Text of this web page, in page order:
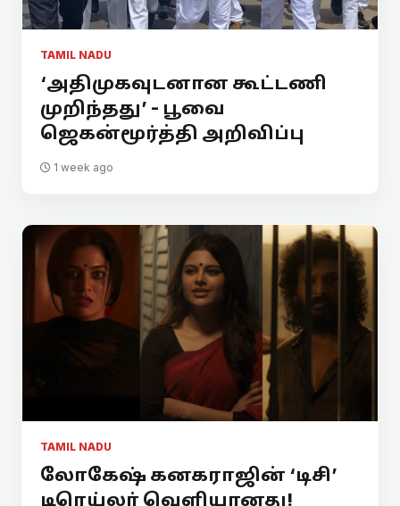
TAMIL NADU
‘அதிமுகவுடனான கூட்டணி
முறிந்தது’ - பூவை
ஜெகன்மூர்த்தி அறிவிப்பு
1 week ago
TAMIL NADU
லோகேஷ் கனகராஜின் ‘டிசி’
டிரெய்லர் வெளியானது!